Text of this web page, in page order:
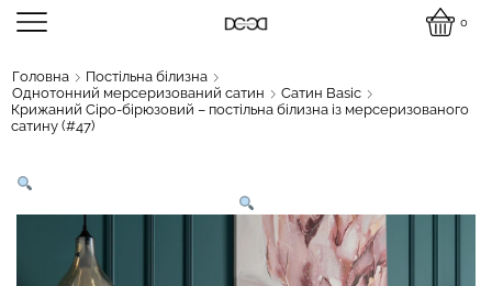
0
Головна
Постільна білизна
Однотонний мерсеризований сатин
Сатин Basic
Крижаний Сіро-бірюзовий – постільна білизна із мерсеризованого
сатину (#47)